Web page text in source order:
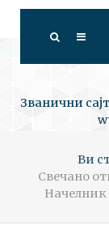
Званични
Ви
Свечано